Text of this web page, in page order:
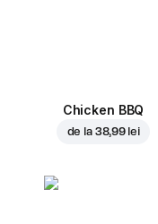
Chicken BBQ
de la 38,99 lei